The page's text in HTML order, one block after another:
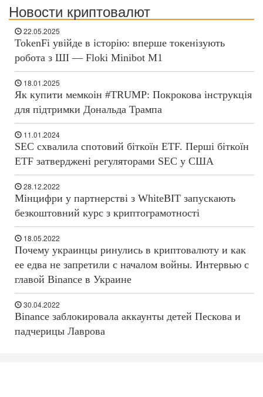
Новости криптовалют
22.05.2025
TokenFi увійде в історію: вперше токенізують
робота з ШІ — Floki Minibot M1
18.01.2025
Як купити мемкоін #TRUMP: Покрокова інструкція
для підтримки Дональда Трампа
11.01.2024
SEC схвалила спотовий біткоїн ETF. Перші біткоїн
ETF затверджені регуляторами SEC у США
28.12.2022
Мінцифри у партнерстві з WhiteBIT запускають
безкоштовний курс з криптограмотності
18.05.2022
Почему украинцы ринулись в криптовалюту и как
ее едва не запретили с началом войны. Интервью с
главой Binance в Украине
30.04.2022
Binance заблокировала аккаунты детей Пескова и
падчерицы Лаврова